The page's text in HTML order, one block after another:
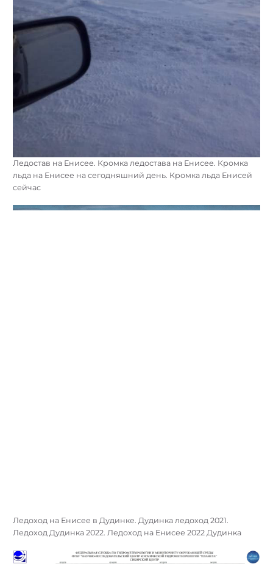
Ледостав на Енисее. Кромка ледостава на Енисее. Кромка
льда на Енисее на сегодняшний день. Кромка льда Енисей
сейчас
Ледоход на Енисее в Дудинке. Дудинка ледоход 2021.
Ледоход Дудинка 2022. Ледоход на Енисее 2022 Дудинка